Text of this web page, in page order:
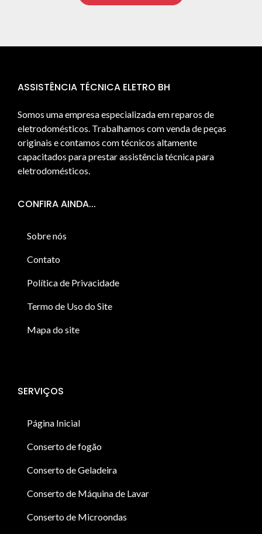
ASSISTÊNCIA TÉCNICA ELETRO BH
Somos uma empresa especializada em reparos de
eletrodomésticos. Trabalhamos com venda de peças
originais e contamos com técnicos altamente
capacitados para prestar assistência técnica para
eletrodomésticos.
CONFIRA AINDA...
Sobre nós
Contato
Política de Privacidade
Termo de Uso do Site
Mapa do site
SERVIÇOS
Página Inicial
Conserto de fogão
Conserto de Geladeira
Conserto de Máquina de Lavar
Conserto de Microondas